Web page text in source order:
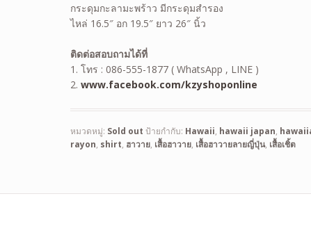
กระดุมกะลามะพร้าว มีกระดุมสำรอง
ไหล่ 16.5″ อก 19.5″ ยาว 26″ นิ้ว
ติดต่อสอบถามได้ที่
1. โทร : 086-555-1877 ( WhatsApp , LINE )
2.www.facebook.com/kzyshoponline
หมวดหมู่: Sold out ป้ายกำกับ: Hawaii, hawaii japan,
rayon, shirt, ฮาวาย, เสื้อฮาวาย, เสื้อฮาวายลายญี่ปุ่น, เสื้อเชิ้ต